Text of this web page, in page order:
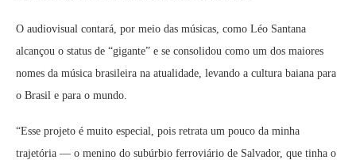
O audiovisual contará, por meio das músicas, como Léo Santana
alcançou o status de “gigante” e se consolidou como um dos maiores
nomes da música brasileira na atualidade, levando a cultura baiana para
o Brasil e para o mundo.
“Esse projeto é muito especial, pois retrata um pouco da minha
trajetória — o menino do subúrbio ferroviário de Salvador, que tinha o